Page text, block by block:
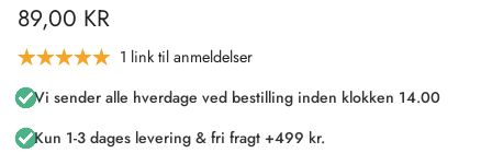
89,00 KR
1 link til anmeldelser
Vi sender alle hverdage ved bestilling inden klokken 14.00
Kun 1-3 dages levering & fri fragt +499 kr.